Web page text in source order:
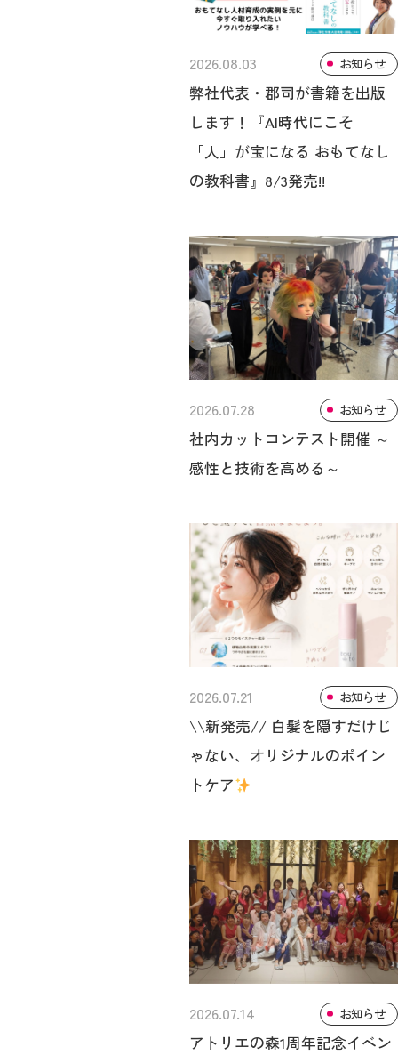
2026.08.03 お知らせ
弊社代表・郡司が書籍を出版
します！『AI時代にこそ
「人」が宝になる おもてなし
の教科書』8/3発売!!
2026.07.28 お知らせ
社内カットコンテスト開催 ～
感性と技術を高める～
2026.07.21 お知らせ
\\新発売// 白髪を隠すだけじ
ゃない、オリジナルのポイン
トケア
2026.07.14 お知らせ
アトリエの森1周年記念イベン